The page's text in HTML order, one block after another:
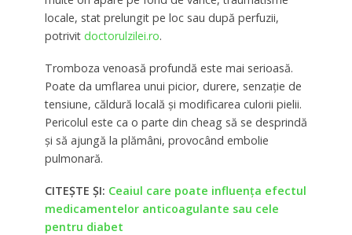
locale, stat prelungit pe loc sau după perfuzii,
potrivit doctorulzilei.ro.
Tromboza venoasă profundă este mai serioasă.
Poate da umflarea unui picior, durere, senzație de
tensiune, căldură locală și modificarea culorii pielii.
Pericolul este ca o parte din cheag să se desprindă
și să ajungă la plămâni, provocând embolie
pulmonară.
CITEȘTE ȘI: Ceaiul care poate influența efectul
medicamentelor anticoagulante sau cele
pentru diabet